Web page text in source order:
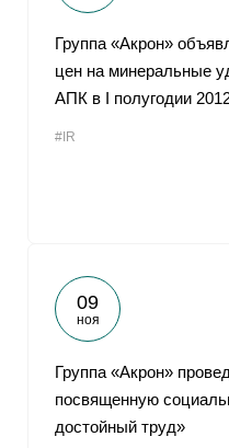
Группа «Акрон»
цен на минеральные
АПК в I полугодии
#IR
09
ноя
Группа «Акрон»
посвященную
достойный труд»